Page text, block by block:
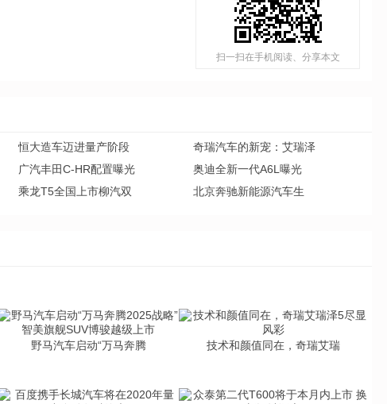
扫一扫在手机阅读、分享本文
恒大造车迈进量产阶段
奇瑞汽车的新宠：艾瑞泽
广汽丰田C-HR配置曝光
奥迪全新一代A6L曝光
乘龙T5全国上市柳汽双 北京奔驰新能源汽车生
野马汽车启动“万马奔腾 技术和颜值同在，奇瑞艾瑞